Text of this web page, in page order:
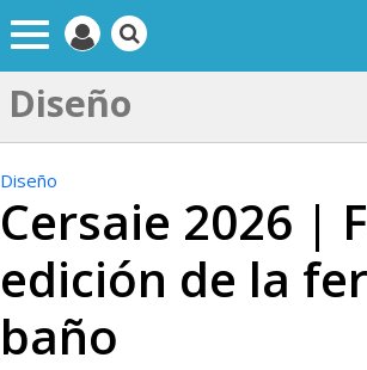
Diseño
Diseño
Cersaie 2026 |
edición de la
baño